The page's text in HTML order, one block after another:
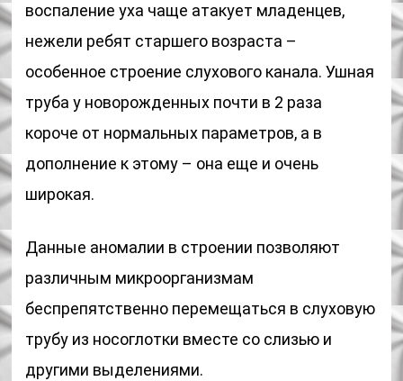
воспаление уха чаще атакует младенцев,
нежели ребят старшего возраста –
особенное строение слухового канала. Ушная
труба у новорожденных почти в 2 раза
короче от нормальных параметров, а в
дополнение к этому – она еще и очень
широкая.
Данные аномалии в строении позволяют
различным микроорганизмам
беспрепятственно перемещаться в слуховую
трубу из носоглотки вместе со слизью и
другими выделениями.